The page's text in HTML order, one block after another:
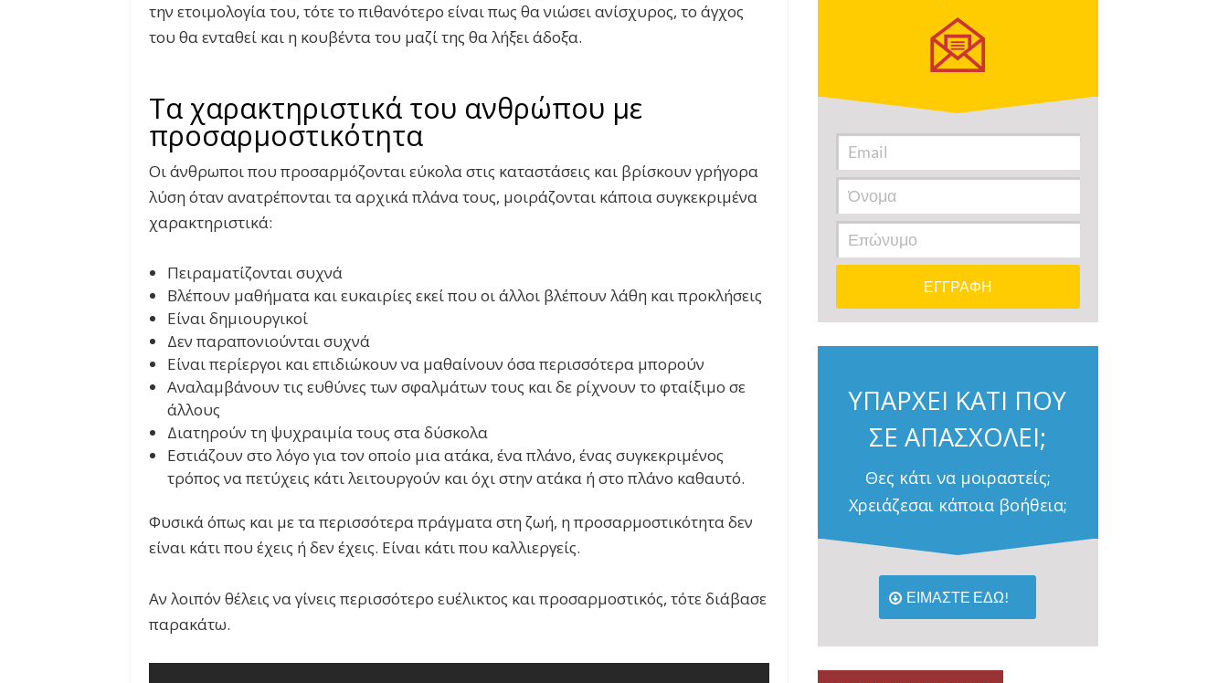
την ετοιμολογία του, τότε το πιθανότερο είναι πως θα νιώσει ανίσχυρος, το άγχος
του θα ενταθεί και η κουβέντα του μαζί της θα λήξει άδοξα.
Τα χαρακτηριστικά του ανθρώπου με
προσαρμοστικότητα
Οι άνθρωποι που προσαρμόζονται εύκολα στις καταστάσεις και βρίσκουν γρήγορα
λύση όταν ανατρέπονται τα αρχικά πλάνα τους, μοιράζονται κάποια συγκεκριμένα
χαρακτηριστικά:
Πειραματίζονται συχνά
Βλέπουν μαθήματα και ευκαιρίες εκεί που οι άλλοι βλέπουν λάθη και προκλήσεις
Είναι δημιουργικοί
Δεν παραπονιούνται συχνά
Είναι περίεργοι και επιδιώκουν να μαθαίνουν όσα περισσότερα μπορούν
Αναλαμβάνουν τις ευθύνες των σφαλμάτων τους και δε ρίχνουν το φταίξιμο σε
άλλους
Διατηρούν τη ψυχραιμία τους στα δύσκολα
Εστιάζουν στο λόγο για τον οποίο μια ατάκα, ένα πλάνο, ένας συγκεκριμένος
τρόπος να πετύχεις κάτι λειτουργούν και όχι στην ατάκα ή στο πλάνο καθαυτό.
Φυσικά όπως και με τα περισσότερα πράγματα στη ζωή, η προσαρμοστικότητα δεν
είναι κάτι που έχεις ή δεν έχεις. Είναι κάτι που καλλιεργείς.
Αν λοιπόν θέλεις να γίνεις περισσότερο ευέλικτος και προσαρμοστικός, τότε διάβασε
παρακάτω.
ΥΠΑΡΧΕΙ ΚΑΤΙ ΠΟΥ
ΣΕ ΑΠΑΣΧΟΛΕΙ;
Θες κάτι να μοιραστείς;
Χρειάζεσαι κάποια βοήθεια;
ΕΙΜΑΣΤΕ ΕΔΩ!